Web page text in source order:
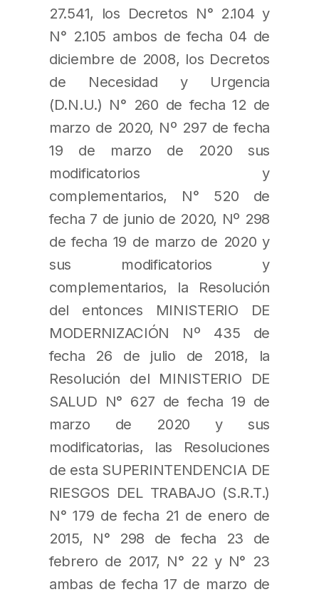
27.541, los Decretos N° 2.104 y
N° 2.105 ambos de fecha 04 de
diciembre de 2008, los Decretos
de Necesidad y Urgencia
(D.N.U.) N° 260 de fecha 12 de
marzo de 2020, Nº 297 de fecha
19 de marzo de 2020 sus
modificatorios y
complementarios, N° 520 de
fecha 7 de junio de 2020, Nº 298
de fecha 19 de marzo de 2020 y
sus modificatorios y
complementarios, la Resolución
del entonces MINISTERIO DE
MODERNIZACIÓN Nº 435 de
fecha 26 de julio de 2018, la
Resolución del MINISTERIO DE
SALUD N° 627 de fecha 19 de
marzo de 2020 y sus
modificatorias, las Resoluciones
de esta SUPERINTENDENCIA DE
RIESGOS DEL TRABAJO (S.R.T.)
N° 179 de fecha 21 de enero de
2015, N° 298 de fecha 23 de
febrero de 2017, N° 22 y N° 23
ambas de fecha 17 de marzo de